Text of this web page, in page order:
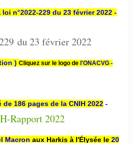
loi n°2022-229 du 23 février 2022 -
du 23 février 2022
) Cliquez sur le logo de l'ONACVG -
de 186 pages de la CNIH 2022 -
Macron aux Harkis à l'Élysée le 20